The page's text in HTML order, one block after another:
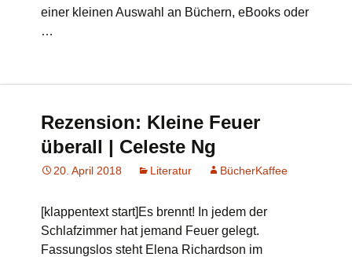
einer kleinen Auswahl an Büchern, eBooks oder
…
Rezension: Kleine Feuer
überall | Celeste Ng
20. April 2018 Literatur BücherKaffee
[klappentext start]Es brennt! In jedem der
Schlafzimmer hat jemand Feuer gelegt.
Fassungslos steht Elena Richardson im